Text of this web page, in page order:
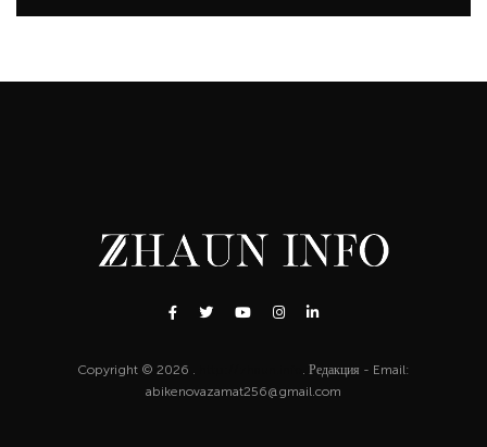
Copyright © 2026 .
. Редакция - Email:
abikenovazamat256@gmail.com